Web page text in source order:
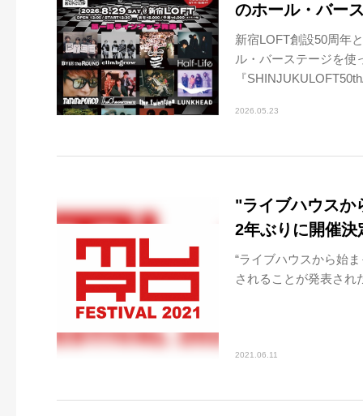
のホール・バー
新宿LOFT創設50周年
ル・バーステージを使
『
2026.05.23
"ライブハウスか
2年ぶりに開催
“ライブハウスから始
されることが発表され
2021.06.11